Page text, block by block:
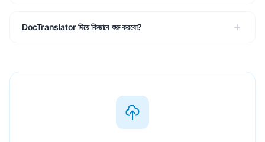
DocTranslator দিয়ে কিভাবে শুরু করবো?